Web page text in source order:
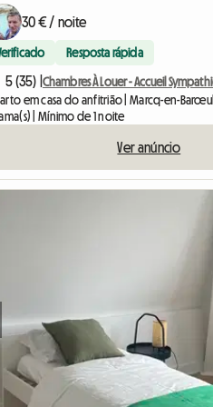
30 € / noite
Resposta rápida
5 (35) | Chambres À Louer - Accueil
em casa do anfitrião | Marcq-en-Barœul
| Mínimo de 1 noite
Ver anúncio